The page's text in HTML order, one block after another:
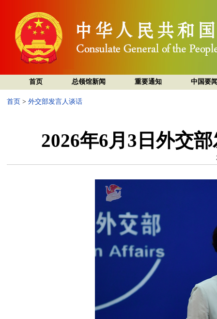
首页 总领馆新闻 重要通知 中国要
首页 > 外交部发言人谈话
2026年6月3日外交